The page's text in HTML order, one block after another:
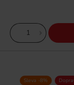
Sleva -8%